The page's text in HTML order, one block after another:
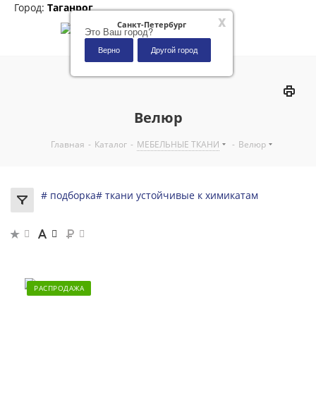
x
Санкт-Петербург
Это Ваш город?
Верно Другой город
Город: Таганрог
Велюр
Главная - Каталог - МЕБЕЛЬНЫЕ ТКАНИ - Велюр
# подборка# ткани устойчивые к химикатам
РАСПРОДАЖА